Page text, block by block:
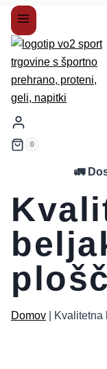
0
🚛
Domov Kvalitetna